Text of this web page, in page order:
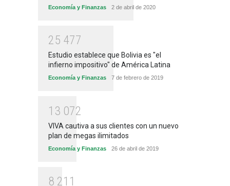
Economía y Finanzas 2 de abril de 2020
25 477
Estudio establece que Bolivia es "el
infierno impositivo" de América Latina
Economía y Finanzas 7 de febrero de 2019
1 3 072
VIVA cautiva a sus clientes con un nuevo
plan de megas ilimitados
Economía y Finanzas 26 de abril de 2019
8 21 1